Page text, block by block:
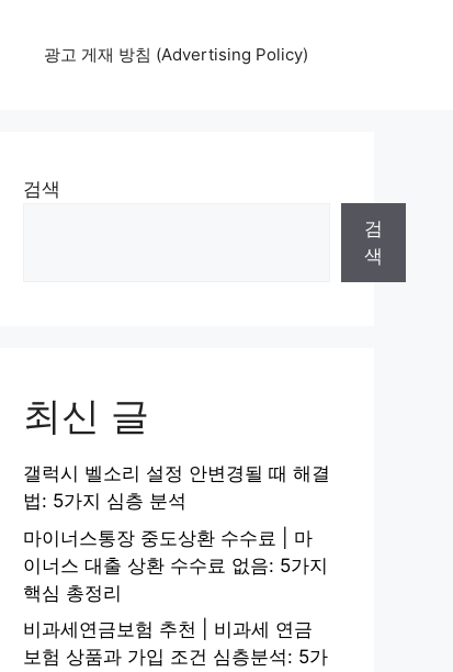
광고 게재 방침 (Advertising Policy)
검색
검
색
최신 글
갤럭시 벨소리 설정 안변경될 때 해결
법: 5가지 심층 분석
마이너스통장 중도상환 수수료 | 마
이너스 대출 상환 수수료 없음: 5가지
핵심 총정리
비과세연금보험 추천 | 비과세 연금
보험 상품과 가입 조건 심층분석: 5가